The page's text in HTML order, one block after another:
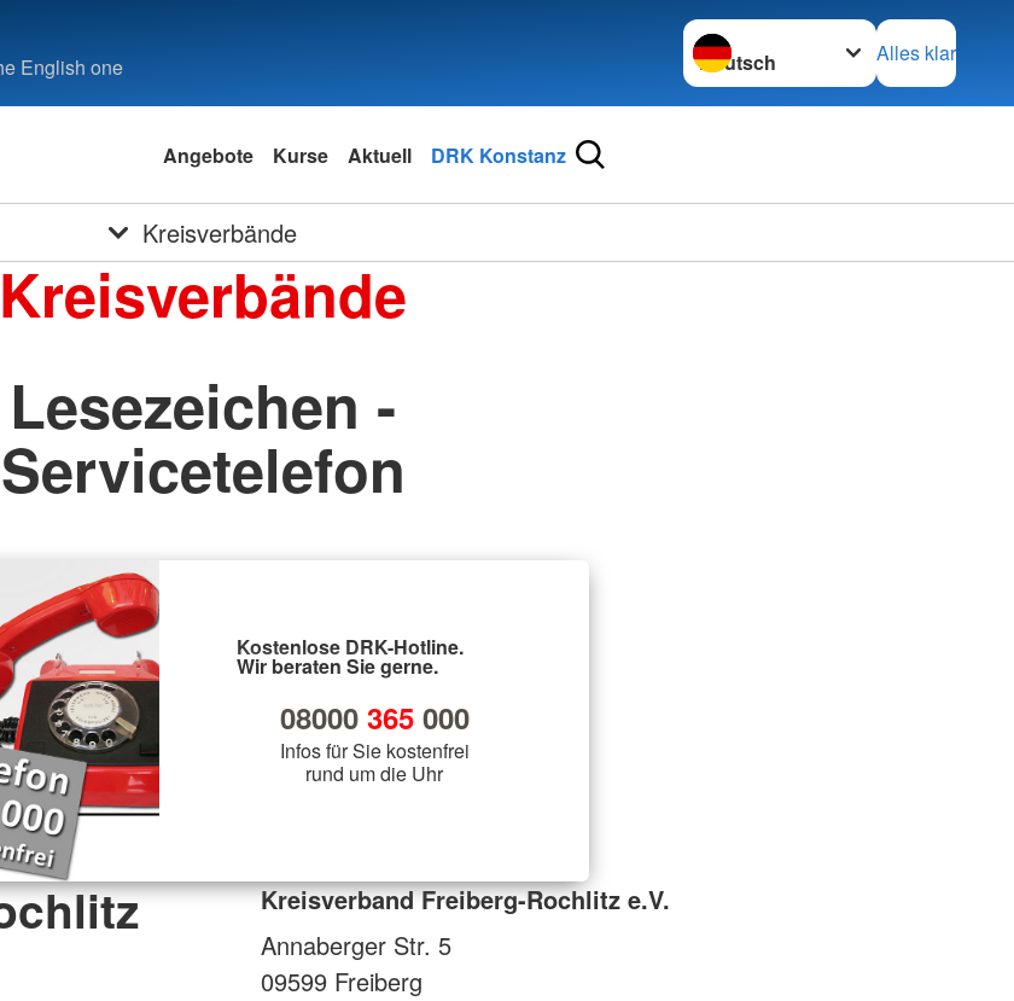
English one
Sprache wechseln zu
Alles klar
Angebote Kurse Aktuell DRK Konstanz
Kreisverbände
Kreisverbände
Lesezeichen -
Servicetelefon
Kostenlose DRK-Hotline.
Wir beraten Sie gerne.
08000 365000
Infos für Sie kostenfrei
rund um die Uhr
Kreisverband Freiberg-Rochlitz e.V.
Annaberger Str. 5
09599 Freiberg